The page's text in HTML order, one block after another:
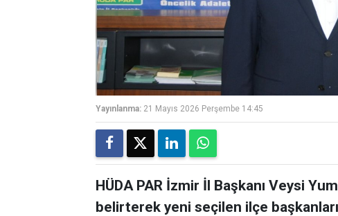
Yayınlanma: 21 Mayıs 2026 Perşembe 14:45
HÜDA PAR İzmir İl Başkanı Veysi
belirterek yeni seçilen ilçe